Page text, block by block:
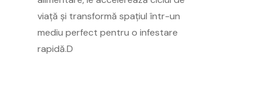
viață și transformă spațiul într-un
mediu perfect pentru o infestare
rapidă.D